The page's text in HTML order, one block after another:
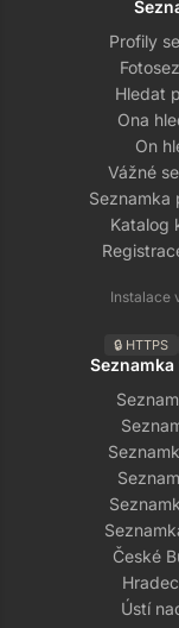
Profily
Hledat
Ona
On
Vážné
Seznamka
Katalog
Instalace
🔒 HTTPS
České
Ústí